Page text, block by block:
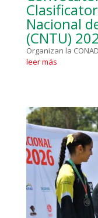
Nacional
(CNTU)
Organizan la
leer más